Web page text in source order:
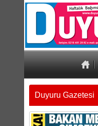
Duyuru Gazetesi